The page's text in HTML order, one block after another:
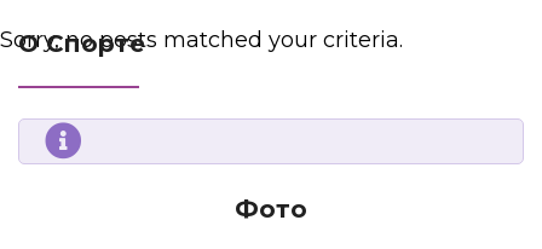
Sorry, no posts matched your criteria.
О Спорте
Фото